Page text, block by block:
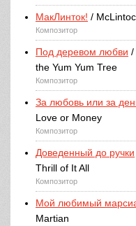
МакЛинток! /
Композитор
Под деревом любви /
the Yum Yum Tree
Композитор
За любовь или за
Love or Money
Композитор
Доведенный до ручки
Thrill of It All
Композитор
Мой любимый
Martian